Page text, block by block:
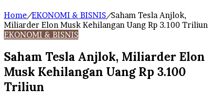
Home/EKONOMI & BISNIS/Saham Tesla Anjlok,
Miliarder Elon Musk Kehilangan Uang Rp 3.100 Triliun
EKONOMI & BISNIS
Saham Tesla Anjlok, Miliarder Elon
Musk Kehilangan Uang Rp 3.100
Triliun